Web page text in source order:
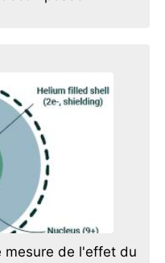
mesure de l'effet du